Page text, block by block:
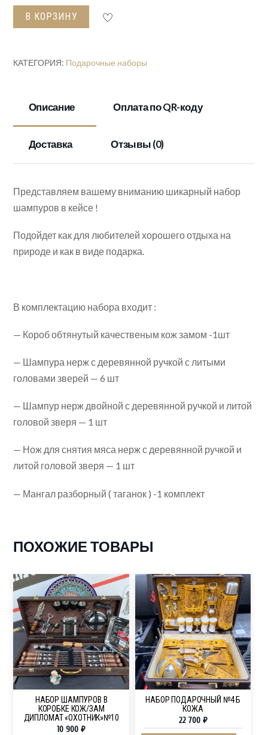
Футляр
Гранд
В КОРЗИНУ
КАТЕГОРИЯ: Подарочные наборы
Описание Оплата по QR-коду
Доставка Отзывы (0)
Представляем вашему вниманию шикарный набор
шампуров в кейсе !
Подойдет как для любителей хорошего отдыха на
природе и как в виде подарка.
В комплектацию набора входит :
— Короб обтянутый качественым кож замом -1шт
— Шампура нерж с деревянной ручкой с литыми
головами зверей — 6 шт
— Шампур нерж двойной с деревянной ручкой и литой
головой зверя — 1 шт
— Нож для снятия мяса нерж с деревянной ручкой и
литой головой зверя — 1 шт
— Мангал разборный ( таганок ) -1 комплект
ПОХОЖИЕ ТОВАРЫ
НАБОР ШАМПУРОВ В
КОРОБКЕ КОЖ/ЗАМ
ДИПЛОМАТ «ОХОТНИК»№10
10 900₽
НАБОР ПОДАРОЧНЫЙ №4 Б
КОЖА
22 700 ₽